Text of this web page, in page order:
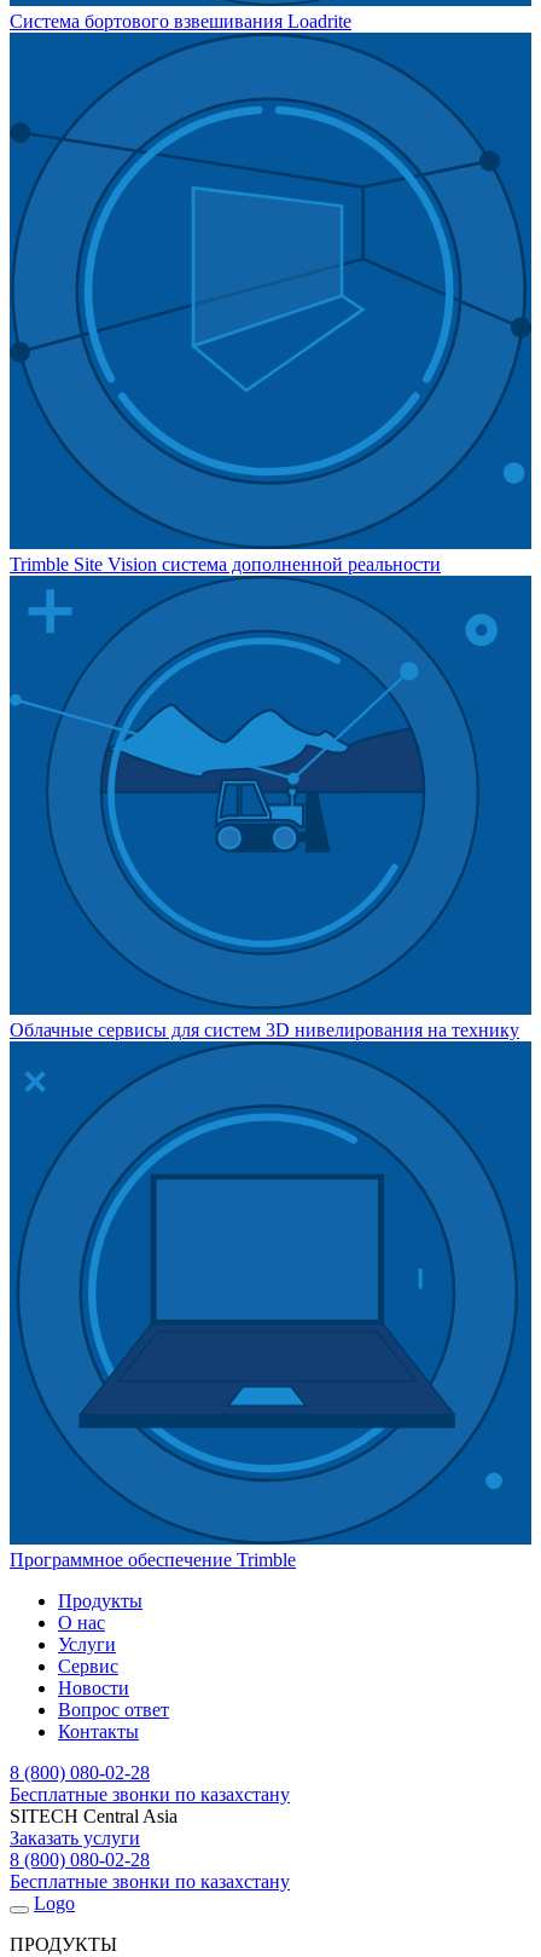
Система бортового взвешивания Loadrite
Trimble Site Vision система дополненной реальности
Облачные сервисы для систем 3D нивелирования на технику
Программное обеспечение Trimble
Продукты
О нас
Услуги
Сервис
Новости
Вопрос ответ
Контакты
8 (800) 080-02-28
Бесплатные звонки по казахстану
SITECH Central Asia
Заказать услуги
8 (800) 080-02-28
Бесплатные звонки по казахстану
Logo
ПРОДУКТЫ